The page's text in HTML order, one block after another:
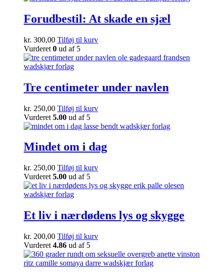
Forudbestil: At skade en sjæl
kr. 300,00 Tilføj til kurv
Vurderet 0 ud af 5
Tre centimeter under navlen
kr. 250,00 Tilføj til kurv
Vurderet 5.00 ud af 5
Mindet om i dag
kr. 250,00 Tilføj til kurv
Vurderet 5.00 ud af 5
Et liv i nærdødens lys og skygge
kr. 200,00 Tilføj til kurv
Vurderet 4.86 ud af 5